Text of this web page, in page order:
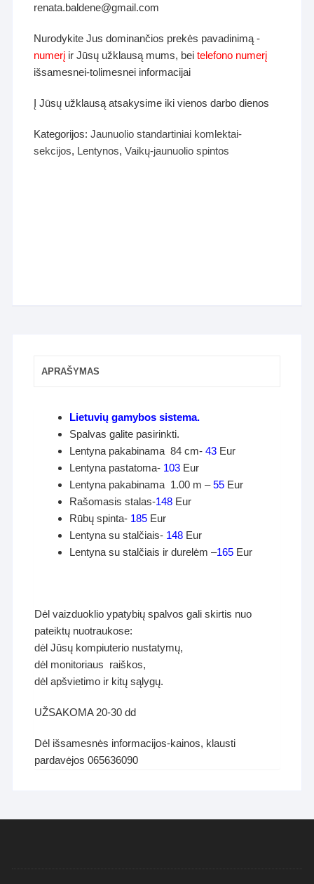
renata.baldene@gmail.com
Nurodykite Jus dominančios prekės pavadinimą -
numerį ir Jūsų užklausą mums, beitelefono numerį
išsamesnei-tolimesnei informacijai
Į Jūsų užklausą atsakysime iki vienos darbo dienos
Kategorijos:Jaunuolio standartiniai komlektai-
sekcijos, Lentynos,Vaikų-jaunuolio spintos
APRAŠYMAS
Lietuvių gamybos sistema.
Spalvas galite pasirinkti.
Lentyna pakabinama 84 cm-43 Eur
Lentyna pastatoma- 103 Eur
Lentyna pakabinama 1.00 m –55 Eur
Rašomasis stalas-148 Eur
Rūbų spinta- 185 Eur
Lentyna su stalčiais- 148 Eur
Lentyna su stalčiais ir durelėm –165 Eur
Dėl vaizduoklio ypatybių spalvos gali skirtis nuo
pateiktų nuotraukose:
dėl Jūsų kompiuterio nustatymų,
dėl monitoriaus raiškos,
dėl apšvietimo ir kitų sąlygų.
UŽSAKOMA 20-30 dd
Dėl išsamesnės informacijos-kainos, klausti
pardavėjos 065636090